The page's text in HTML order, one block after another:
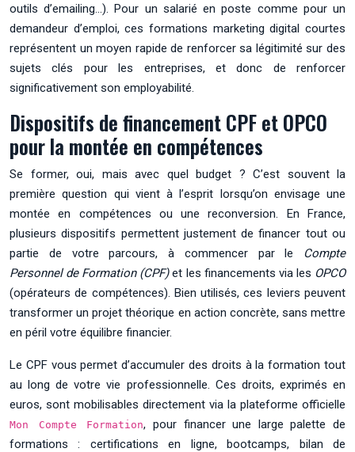
outils d’emailing…). Pour un salarié en poste comme pour un
demandeur d’emploi, ces formations marketing digital courtes
représentent un moyen rapide de renforcer sa légitimité sur des
sujets clés pour les entreprises, et donc de renforcer
significativement son employabilité.
Dispositifs de financement CPF et OPCO
pour la montée en compétences
Se former, oui, mais avec quel budget ? C’est souvent la
première question qui vient à l’esprit lorsqu’on envisage une
montée en compétences ou une reconversion. En France,
plusieurs dispositifs permettent justement de financer tout ou
partie de votre parcours, à commencer par le Compte
Personnel de Formation (CPF)et les financements via les OPCO
(opérateurs de compétences). Bien utilisés, ces leviers peuvent
transformer un projet théorique en action concrète, sans mettre
en péril votre équilibre financier.
Le CPF vous permet d’accumuler des droits à la formation tout
au long de votre vie professionnelle. Ces droits, exprimés en
euros, sont mobilisables directement via la plateforme officielle
Mon Compte Formation, pour financer une large palette de
formations : certifications en ligne, bootcamps, bilan de